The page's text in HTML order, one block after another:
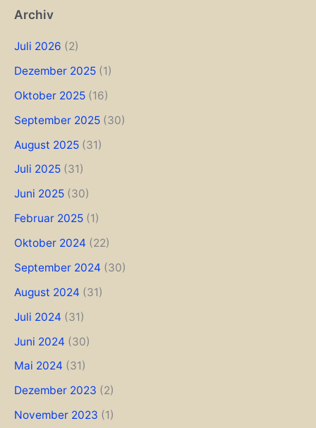
Archiv
Juli 2026 (2)
Dezember 2025 (1)
Oktober 2025 (16)
September 2025 (30)
August 2025 (31)
Juli 2025 (31)
Juni 2025 (30)
Februar 2025 (1)
Oktober 2024 (22)
September 2024 (30)
August 2024 (31)
Juli 2024 (31)
Juni 2024 (30)
Mai 2024 (31)
Dezember 2023 (2)
November 2023 (1)